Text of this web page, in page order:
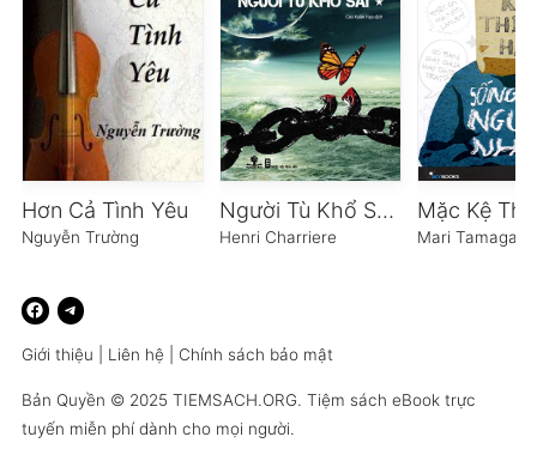
Hơn Cả Tình Yêu
Nguyễn Trường
Người Tù Khổ Sai – Tập 1
Henri Charriere Mari
Giới thiệu Liên hệ Chính sách bảo mật
Bản Quyền © 2025 TIEMSACH.ORG. Tiệm sách eBook trực
tuyến miễn phí dành cho mọi người.